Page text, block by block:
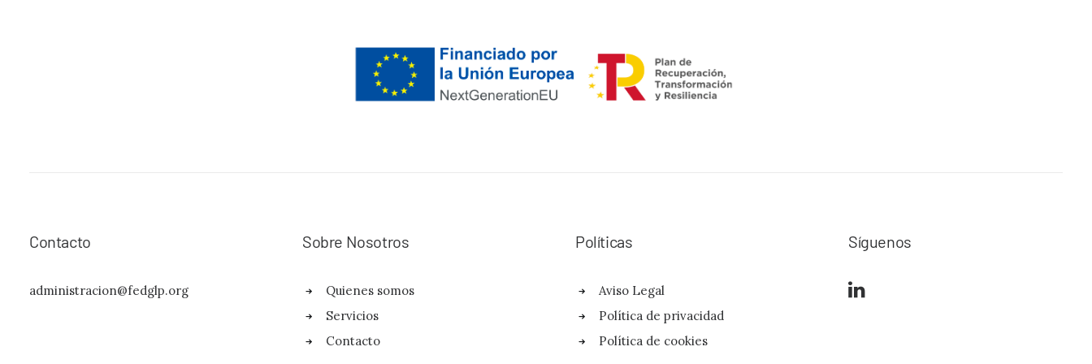
Contacto
administracion@fedglp.org
Sobre Nosotros
Quienes somos
Servicios
Contacto
Políticas
Aviso Legal
Política de privacidad
Política de cookies
Síguenos